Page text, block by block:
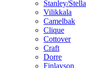
Stanley/Stella
Vilikkala
Camelbak
Clique
Cottover
Craft
Dorre
Finlayson